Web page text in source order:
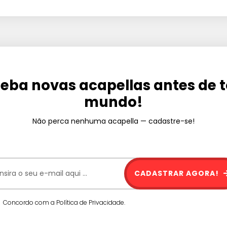
novas acapellas antes de
mundo!
Não perca nenhuma acapella — cadastre-se!
Concordo com a Política de Privacidade.
CADASTRAR AGORA!